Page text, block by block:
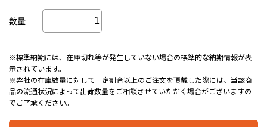
数量
※標準納期には、在庫切れ等が発生していない場合の標準的な納期情報が表
示されています。
※弊社の在庫数量に対して一定割合以上のご注文を頂戴した際には、当該商
品の流通状況によって出荷数量をご相談させていただく場合がございますの
でご了承ください。